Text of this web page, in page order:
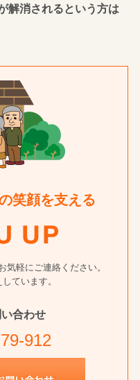
解消されるという方は
笑顔を支える
気軽にご連絡ください。
ています。
合わせ
912